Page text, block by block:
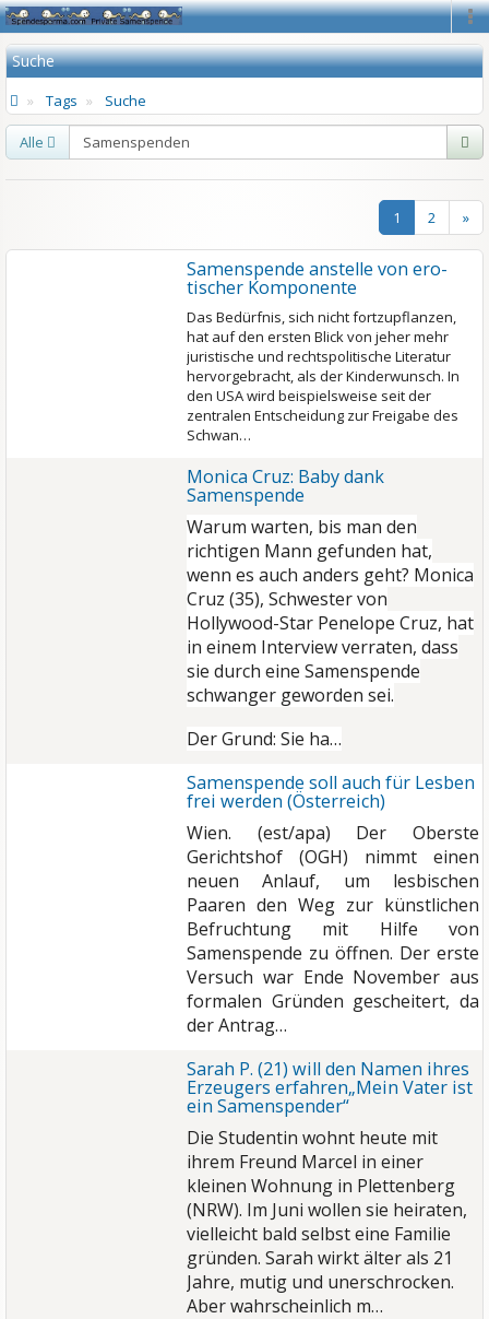
Suche
Tags Suche
Alle
1 2 »
Samen­spende anstelle von ero­
tischer Kompo­nente
Das Bedürfnis, sich nicht fortzupflanzen,
hat auf den ersten Blick von jeher mehr
juristische und rechtspolitische Literatur
hervorgebracht, als der Kinderwunsch. In
den USA wird beispielsweise seit der
zentralen Entscheidung zur Freigabe des
Schwan…
Monica Cruz: Baby dank
Samenspende
Warum warten, bis man den
richtigen Mann gefunden hat,
wenn es auch anders geht? Monica
Cruz (35), Schwester von
Hollywood-Star Penelope Cruz, hat
in einem Interview verraten, dass
sie durch eine Samenspende
schwanger geworden sei.
Der Grund: Sie ha…
Samenspende soll auch für Lesben
frei werden (Österreich)
Wien. (est/apa) Der Oberste
Gerichtshof (OGH) nimmt einen
neuen Anlauf, um lesbischen
Paaren den Weg zur künstlichen
Befruchtung mit Hilfe von
Samenspende zu öffnen. Der erste
Versuch war Ende November aus
formalen Gründen gescheitert, da
der Antrag…
Sarah P. (21) will den Namen ihres
Erzeugers erfahren„Mein Vater ist
ein Samenspender“
Die Studentin wohnt heute mit
ihrem Freund Marcel in einer
kleinen Wohnung in Plettenberg
(NRW). Im Juni wollen sie heiraten,
vielleicht bald selbst eine Familie
gründen. Sarah wirkt älter als 21
Jahre, mutig und unerschrocken.
Aber wahrscheinlich m…